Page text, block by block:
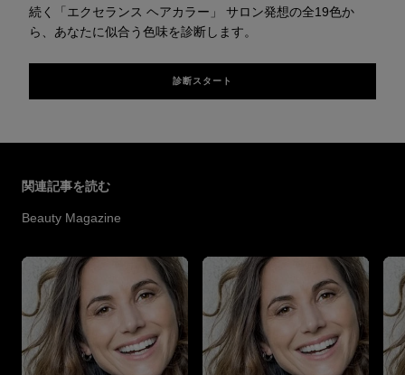
続く「エクセランス ヘアカラー」 サロン発想の全19色か
ら、あなたに似合う色味を診断します。
診断スタート
関連記事を読む
Beauty Magazine